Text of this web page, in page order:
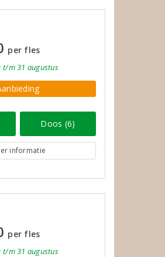
per fles
t/m 31 augustus
Doos (6)
informatie
per fles
t/m 31 augustus